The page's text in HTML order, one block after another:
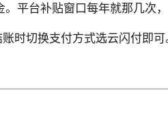
平台补贴窗口每年就那几次，
时切换支付方式选云闪付即